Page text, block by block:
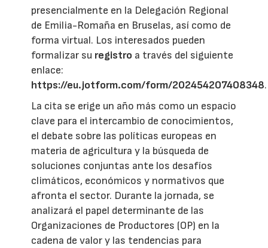
presencialmente en la Delegación Regional
de Emilia-Romaña en Bruselas, así como de
forma virtual. Los interesados pueden
formalizar su registro a través del siguiente
enlace:
https://eu.jotform.com/form/202454207408348.
La cita se erige un año más como un espacio
clave para el intercambio de conocimientos,
el debate sobre las políticas europeas en
materia de agricultura y la búsqueda de
soluciones conjuntas ante los desafíos
climáticos, económicos y normativos que
afronta el sector. Durante la jornada, se
analizará el papel determinante de las
Organizaciones de Productores (OP) en la
cadena de valor y las tendencias para